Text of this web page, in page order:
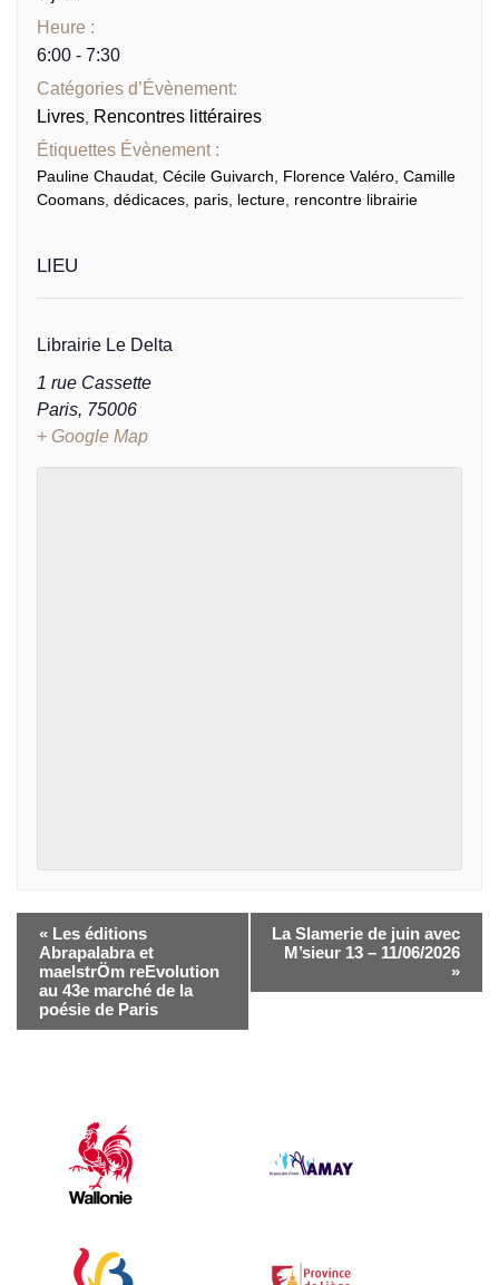
Heure :
6:00 - 7:30
Catégories d’Évènement:
Livres, Rencontres littéraires
Étiquettes Évènement :
Pauline Chaudat, Cécile Guivarch, Florence Valéro, Camille
Coomans, dédicaces, paris, lecture, rencontre librairie
LIEU
Librairie Le Delta
1 rue Cassette
Paris, 75006
+ Google Map
« Les éditions
Abrapalabra et
maelstrÖm reEvolution
au 43e marché de la
poésie de Paris
La Slamerie de juin avec
M’sieur 13 – 11/06/2026
»